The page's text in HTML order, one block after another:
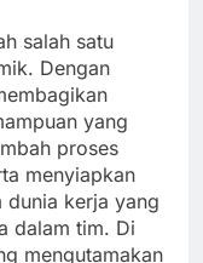
salah satu
Dengan
yang
proses
menyiapkan
dunia kerja yang
dalam tim. Di
mengutamakan